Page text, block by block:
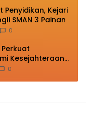
Penyidikan, Kejari
SMAN 3 Painan
0
Perkuat
Kesejahteraan
0